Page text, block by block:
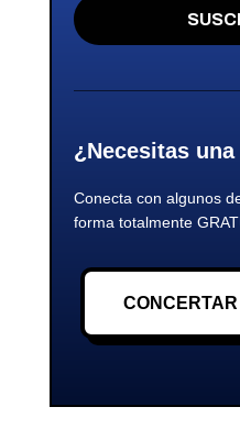
¿Necesitas
Conecta con algunos
forma totalmente